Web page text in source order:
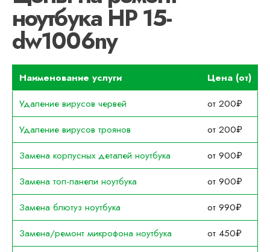
ноутбука HP 15-
dw1006ny
Наименование услуги
Цена (от)
Удаление вирусов червей
от 200₽
Удаление вирусов троянов
от 200₽
Замена корпусных деталей ноутбука
от 900₽
Замена топ-панели ноутбука
от 900₽
Замена блютуз ноутбука
от 990₽
Замена/ремонт микрофона ноутбука
от 450₽